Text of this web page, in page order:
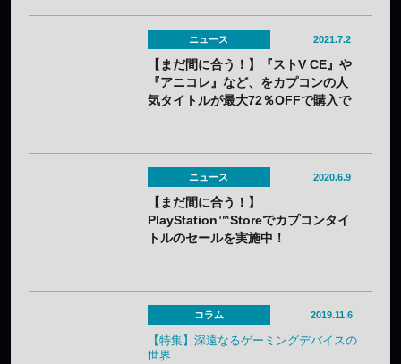
ニュース 2021.7.2
【まだ間に合う！】『ストV CE』や
『アニコレ』など、をカプコンの人
気タイトルが最大72％OFFで購入で
ニュース 2020.6.9
【まだ間に合う！】
PlayStation™Storeでカプコンタイ
トルのセールを実施中！
コラム 2019.11.6
【特集】深遠なるゲーミングデバイスの
世界